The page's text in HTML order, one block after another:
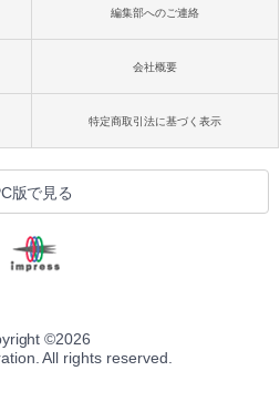
編集部へのご連絡
会社概要
特定商取引法に基づく表示
版で見る
©2026
All rights reserved.